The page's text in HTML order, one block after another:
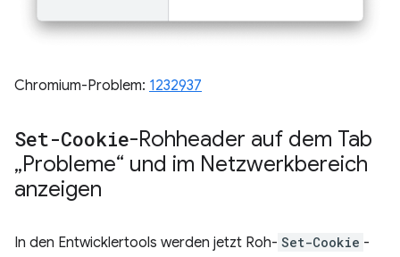
Chromium-Problem: 1232937
Set-Cookie-Rohheader auf dem Tab
„Probleme“ und im Netzwerkbereich
anzeigen
In den Entwicklertools werden jetzt Roh- Set-Cookie -